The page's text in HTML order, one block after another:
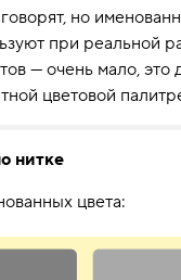
но
при реальной
— очень мало,
цветовой
нитке
цвета: